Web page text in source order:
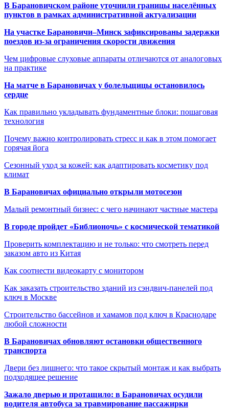
В Барановичском районе уточнили границы населённых
пунктов в рамках административной актуализации
На участке Барановичи–Минск зафиксированы задержки
поездов из-за ограничения скорости движения
Чем цифровые слуховые аппараты отличаются от аналоговых
на практике
На матче в Барановичах у болельщицы остановилось
сердце
Как правильно укладывать фундаментные блоки: пошаговая
технология
Почему важно контролировать стресс и как в этом помогает
горячая йога
Сезонный уход за кожей: как адаптировать косметику под
климат
В Барановичах официально открыли мотосезон
Малый ремонтный бизнес: с чего начинают частные мастера
В городе пройдет «Библионочь» с космической тематикой
Проверить комплектацию и не только: что смотреть перед
заказом авто из Китая
Как соотнести видеокарту с монитором
Как заказать строительство зданий из сэндвич-панелей под
ключ в Москве
Строительство бассейнов и хамамов под ключ в Краснодаре
любой сложности
В Барановичах обновляют остановки общественного
транспорта
Двери без лишнего: что такое скрытый монтаж и как выбрать
подходящее решение
Зажало дверью и протащило: в Барановичах осудили
водителя автобуса за травмирование пассажирки